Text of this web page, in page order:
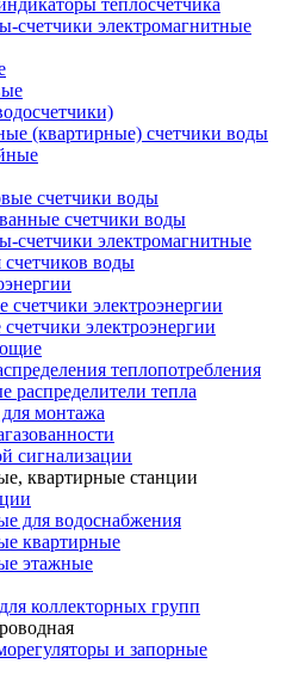
теплосчетчика
счетчики электромагнитные
(квартирные) счетчики воды
счетчики воды
счетчики воды
счетчики электромагнитные
воды
счетчики электроэнергии
электроэнергии
теплопотребления
распределители тепла
монтажа
сигнализации
квартирные станции
для водоснабжения
квартирные
этажные
коллекторных групп
и запорные